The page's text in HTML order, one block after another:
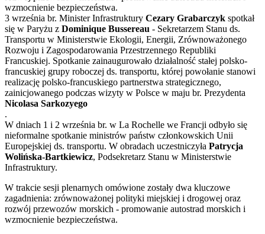
wzmocnienie bezpieczeństwa.
3 września br. Minister Infrastruktury Cezary Grabarczyk spotkał
się w Paryżu z Dominique Bussereau - Sekretarzem Stanu ds.
Transportu w Ministerstwie Ekologii, Energii, Zrównoważonego
Rozwoju i Zagospodarowania Przestrzennego Republiki
Francuskiej. Spotkanie zainaugurowało działalność stałej polsko-
francuskiej grupy roboczej ds. transportu, której powołanie stanowi
realizację polsko-francuskiego partnerstwa strategicznego,
zainicjowanego podczas wizyty w Polsce w maju br. Prezydenta
Nicolasa Sarkozyego
.
W dniach 1 i 2 września br. w La Rochelle we Francji odbyło się
nieformalne spotkanie ministrów państw członkowskich Unii
Europejskiej ds. transportu. W obradach uczestniczyła Patrycja
Wolińska-Bartkiewicz, Podsekretarz Stanu w Ministerstwie
Infrastruktury.
W trakcie sesji plenarnych omówione zostały dwa kluczowe
zagadnienia: zrównoważonej polityki miejskiej i drogowej oraz
rozwój przewozów morskich - promowanie autostrad morskich i
wzmocnienie bezpieczeństwa.